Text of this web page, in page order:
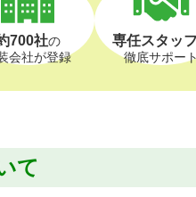
700社の
会社が登録
専任スタッ
徹底サポー
て